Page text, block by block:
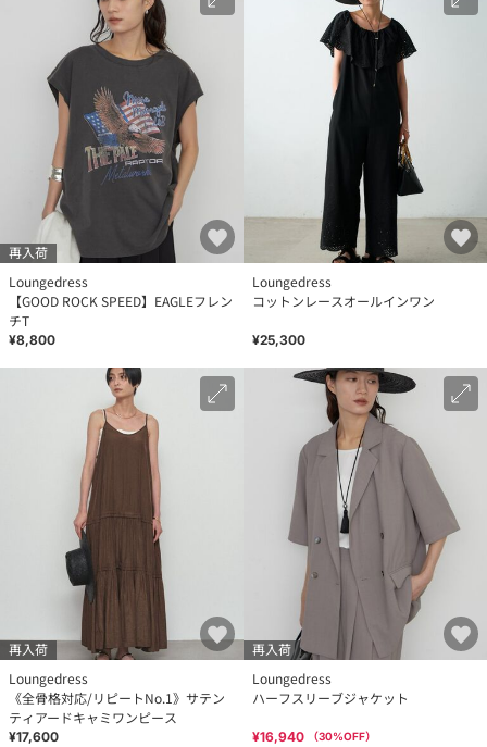
再入荷
Loungedress
【GOOD ROCK SPEED】EAGLEフレン
チT
¥8,800
Loungedress
コットンレースオールインワン
¥25,300
再入荷
Loungedress
《全骨格対応/リピートNo.1》サテン
ティアードキャミワンピース
¥17,600
再入荷
Loungedress
ハーフスリーブジャケット
¥16,940 （30%OFF）